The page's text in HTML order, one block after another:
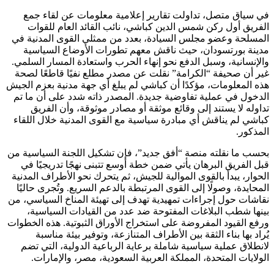
في سياق متصل، تداولت تقارير إعلامية معلومات عن لقاء جمع
الفريق أول ركن شمس الدين كباشي، نائب القائد العام للقوات
المسلحة وعضو مجلس السيادة، بعدد من ممثلي القوى المدنية في
مدينة بورتسودان، حيث ناقش معهم تطورات الأوضاع السياسية
والإنسانية، وسبل الدفع نحو إنهاء الحرب واستعادة المسار السلمي.
غير أن صحيفة “الكرامة” نقلت عن مصدر مطلع نفيًا قاطعًا لصحة
هذه المعلومات، مؤكدًا أن كباشي لم يبلغ أي جهة مدنية بعزم الجيش
الدخول في عملية تفاوضية جديدة. المصدر ذاته شدد على أن ما تم
تداوله لا يستند إلى وقائع موثقة أو مصادر موثوقة، وأن الفريق
كباشي لم يناقش أي مبادرة سياسية مع القوى المدنية خلال اللقاء
المذكور.
بحسب ما نقلته منصة “أفق جديد”، فإن تشكيل اللجنة السياسية من
قبل الفريق البرهان يأتي ضمن خطة أوسع تتبنى نهجًا تدريجيًا في
الحوار، يبدأ بالقوى الموالية للجيش، ثم يتحرك نحو الأطراف المدنية
المحايدة، وصولًا إلى القوى المرتبطة بالدعم السريع. وتُجرى حاليًا
نقاشات حول إجراءات تمهيدية تهدف إلى تهيئة المناخ السياسي، من
بينها شطب البلاغات المفتوحة ضد عدد من القيادات السياسية،
ورفع القيود المفروضة على استخراج الأوراق الثبوتية. هذه الخطوات
يُراد بها بناء الثقة بين الأطراف المتنازعة، وتوفير بيئة مناسبة
لانطلاق عملية سياسية شاملة برعاية الرباعية الدولية، التي تضم
الولايات المتحدة، المملكة العربية السعودية، مصر، والإمارات.